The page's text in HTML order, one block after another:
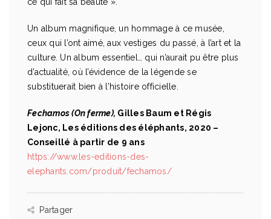
Un album magnifique, un hommage à ce musée,
ceux qui l’ont aimé, aux vestiges du passé, à l’art et la
culture. Un album essentiel… qui n’aurait pu être plus
d’actualité, où l’évidence de la légende se
substituerait bien à l’histoire officielle.
Fechamos (On ferme), Gilles Baum et Régis
Lejonc, Les éditions des éléphants, 2020 –
Conseillé à partir de 9 ans
https://www.les-editions-des-
elephants.com/produit/fechamos/
Partager